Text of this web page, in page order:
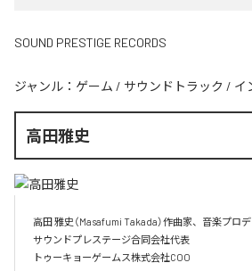
SOUND PRESTIGE RECORDS
ジャンル： ゲーム / サウンドトラック / イ
高田雅史
高田 雅史（Masafumi Takada）作曲家、音楽プロデ
サウンドプレステージ合同会社代表
トゥーキョーゲームス株式会社COO